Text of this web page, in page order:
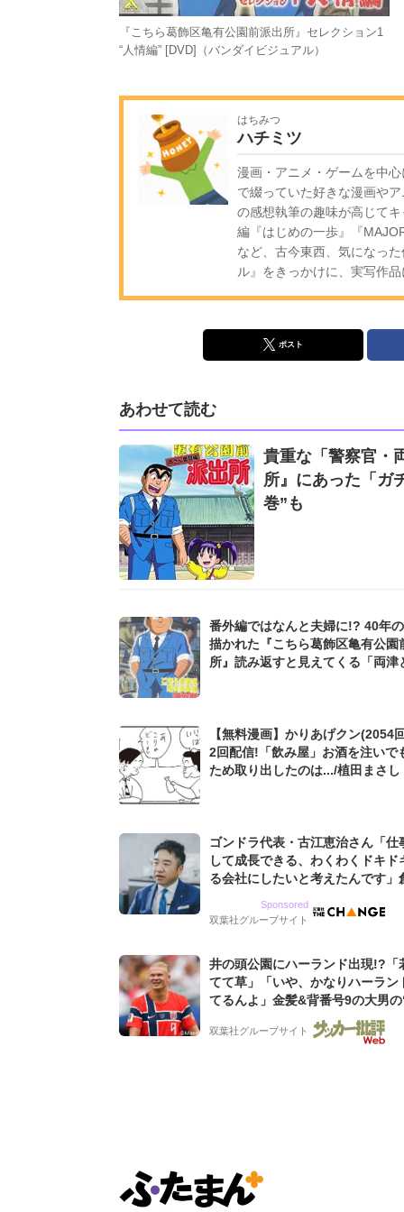
『こちら葛飾区亀有公園前派出所』セレクション1
“人情編” [DVD]（バンダイビジュアル）
はちみつ
ハチミツ
漫画・アニメ・ゲームを中
で綴っていた好きな漫画や
の感想執筆の趣味が高じて
編『はじめの一歩』『
など、古今東西、気になっ
ル』をきっかけに、実写作
ポスト
あわせて読む
貴重な「警察官・
所』にあった「ガ
巻”も
番外編ではなんと夫婦に!? 40年
描かれた『こちら葛飾区亀有公園
所』読み返すと見えてくる「両津
【無料漫画】かりあげクン(2054
2回配信!「飲み屋」お酒を注いで
ため取り出したのは.../植田まさし
ゴンドラ代表・古江恵治さん「仕
して成長できる、わくわくドキド
る会社にしたいと考えたんです」
グ会社のアイデンティティ
Sponsored
双葉社グループサイト
井の頭公園にハーランド出現!?「
てて草」「いや、かなりハーラン
てるんよ」金髪&背番号9の大男
バイキング・ロー”映像が話題!「
もらった」
双葉社グループサイト